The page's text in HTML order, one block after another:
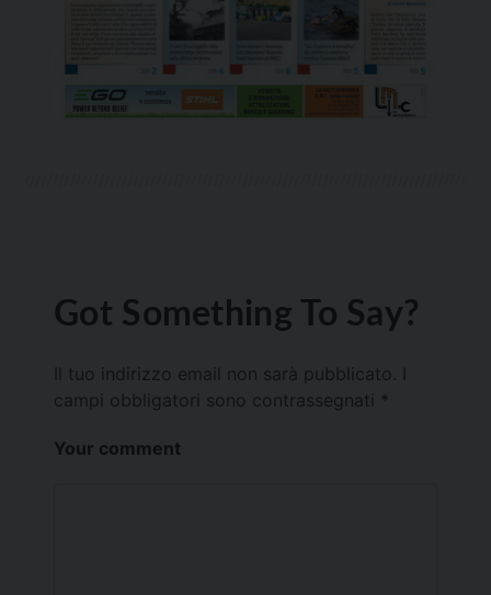
Got Something To Say?
Il tuo indirizzo email non sarà pubblicato.
campi obbligatori sono contrassegnati *
Your comment